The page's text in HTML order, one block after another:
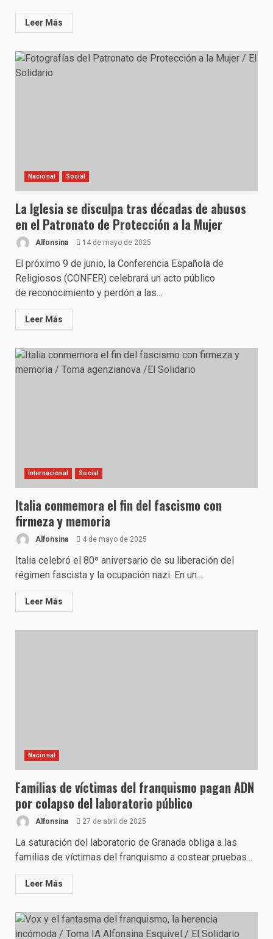
Leer Más
Nacional Social
La Iglesia se disculpa tras décadas de abusos
en el Patronato de Protección a la Mujer
Alfonsina 14 de mayo de 2025
El próximo 9 de junio, la Conferencia Española de
Religiosos (CONFER) celebrará un acto público
de reconocimiento y perdón a las...
Leer Más
Internacional Social
Italia conmemora el fin del fascismo con
firmeza y memoria
Alfonsina 4 de mayo de 2025
Italia celebró el 80º aniversario de su liberación del
régimen fascista y la ocupación nazi. En un...
Leer Más
Nacional
Familias de víctimas del franquismo pagan ADN
por colapso del laboratorio público
Alfonsina 27 de abril de 2025
La saturación del laboratorio de Granada obliga a las
familias de víctimas del franquismo a costear pruebas...
Leer Más